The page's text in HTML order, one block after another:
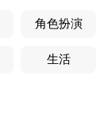
角色扮演
生活